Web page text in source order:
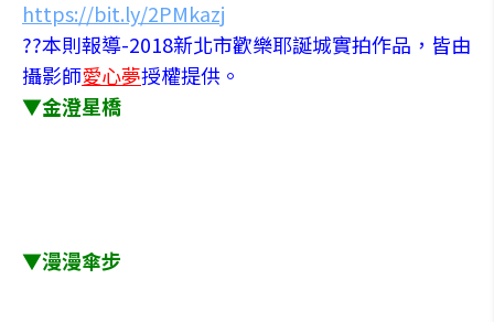
https://bit.ly/2PMkazj
??本則報導-2018新北市歡樂耶誕城實拍作品，皆由
攝影師愛心夢授權提供。
▼金澄星橋
▼漫漫傘步